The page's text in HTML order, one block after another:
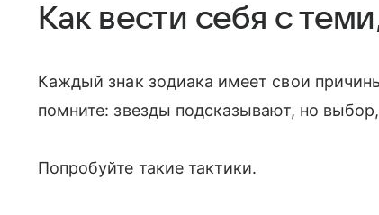
Как вести себя с
Каждый знак зодиака имеет свои
помните: звезды подсказывают, но
Попробуйте такие тактики.